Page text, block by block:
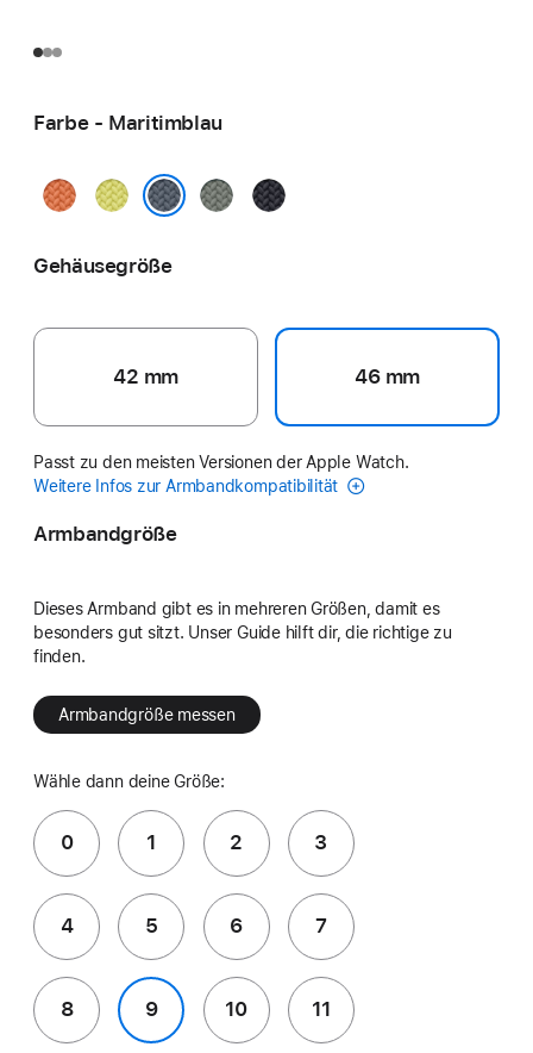
Farbe - Maritimblau
KurkumaNeongelb GrüngrauMitternacht
Gehäusegröße
42 mm 46 mm
Passt zu den meisten Versionen der Apple Watch.
Weitere Infos zur Armbandkompatibilität
Armbandgröße
Dieses Armband gibt es in mehreren Größen, damit es
besonders gut sitzt. Unser Guide hilft dir, die richtige zu
finden.
Armbandgröße messen
Wähle dann deine Größe:
0 1 2 3
4 5 6 7
8 9 10 11